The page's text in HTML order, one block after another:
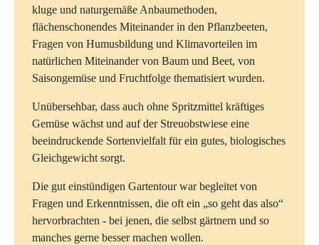
kluge und naturgemäße Anbaumethoden,
flächenschonendes Miteinander in den Pflanzbeeten,
Fragen von Humusbildung und Klimavorteilen im
natürlichen Miteinander von Baum und Beet, von
Saisongemüse und Fruchtfolge thematisiert wurden.
Unübersehbar, dass auch ohne Spritzmittel kräftiges
Gemüse wächst und auf der Streuobstwiese eine
beeindruckende Sortenvielfalt für ein gutes, biologisches
Gleichgewicht sorgt.
Die gut einstündigen Gartentour war begleitet von
Fragen und Erkenntnissen, die oft ein „so geht das also“
hervorbrachten - bei jenen, die selbst gärtnern und so
manches gerne besser machen wollen.